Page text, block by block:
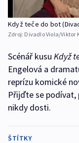
Když teče do bot
Zdroj: Divadlo Viola/Viktor
Scénář kusu Když
Engelová a
reprízu komické
Přijďte se podívat,
nikdy dosti.
ŠTÍTKY